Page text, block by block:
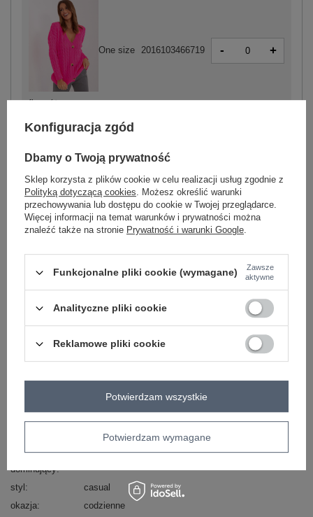
fluo różowy
One size 2016103466719 - +
zielony
One size 2016103466696 - +
ZALOGUJ SIĘ I ZOBACZ CENĘ
Masz pytanie? Chętnie pomożemy.
Zadzwoń+48 601 547 740 Zadaj pytanie
skład materiału : 70% akryl , 30% wełna
sposób prania : pranie w pralce w 30°C
Kod produktu
BA-SW-8036-1.80P
BADU
dominujący
styl
casual
okazja
codzienne
Konfiguracja zgód
Dbamy o Twoją prywatność
Sklep korzysta z plików cookie w celu realizacji usług zgodnie z
Polityką dotyczącą cookies. Możesz określić warunki
przechowywania lub dostępu do cookie w Twojej przeglądarce.
Więcej informacji na temat warunków i prywatności można
znaleźć także na stronie Prywatność i warunki Google.
Funkcjonalne pliki cookie (wymagane)
Zawsze
aktywne
Analityczne pliki cookie
Reklamowe pliki cookie
Potwierdzam wymagane
Potwierdzam wszystkie